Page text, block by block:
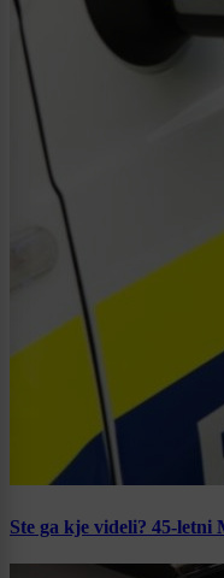
Ste ga kje videli? 45-letni